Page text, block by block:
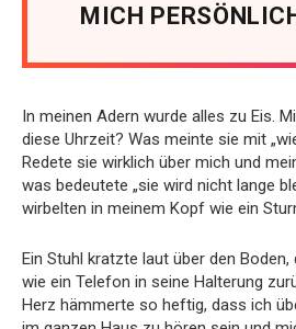
MICH
In meinen Adern wurde alles zu Eis.
diese Uhrzeit? Was meinte sie mit
Redete sie wirklich über mich und
was bedeutete „sie wird nicht lange
wirbelten in meinem Kopf wie ein
Ein Stuhl kratzte laut über den
wie ein Telefon in seine Halterung
Herz hämmerte so heftig, dass ich